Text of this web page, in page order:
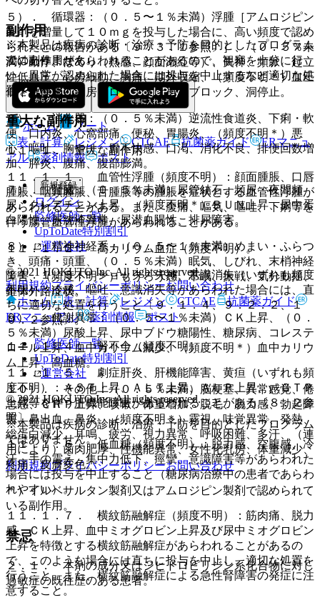
５）． 循環器：（０．５〜１％未満）浮腫［アムロジピン
製剤を増量して１０ｍｇを投与した場合に、高い頻度で認め
られたとの報告がある〔９．３．１参照〕］、（０．５％未
満）動悸、ほてり（熱感、顔面潮紅等）、失神、頻脈、起立
性低血圧、心房細動、胸痛、期外収縮、（頻度不明＊）血圧
低下、徐脈、洞房ブロック又は房室ブロック、洞停止。
６）． 消化器：（０．５％未満）逆流性食道炎、下痢・軟
便、口内炎、心窩部痛、便秘、胃腸炎、（頻度不明＊）悪
心、嘔吐、胸やけ、胃不快感、口渇、消化不良、排便回数増
加、膵炎、腹痛、腹部膨満。
７）． 腎臓：（０．５％未満）尿管結石、頻尿・夜間頻
尿、クレアチニン上昇、（頻度不明＊）ＢＵＮ上昇、尿中蛋
白陽性、尿沈渣異常、尿潜血陽性、排尿障害。
８）． 精神神経系：（０．５〜１％未満）めまい・ふらつ
き、頭痛・頭重、（０．５％未満）眠気、しびれ、末梢神経
障害、（頻度不明＊）もうろう感、不眠、振戦、気分動揺、
錐体外路症状。
９）． 代謝異常：（０．５〜１％未満）ＣＫ上昇、（０．
５％未満）尿酸上昇、尿中ブドウ糖陽性、糖尿病、コレステ
ロール上昇、血中カリウム減少、（頻度不明＊）血中カリウ
ム上昇、高血糖。
１０）． その他：（０．５％未満）脳梗塞、異常感覚、倦
怠感、ＣＲＰ上昇、咳嗽、体重増加、脱毛、脱力感、勃起障
害、鼻出血、鼻炎、（頻度不明＊）霧視、味覚異常、発熱、
総蛋白減少、耳鳴、疲労、視力異常、呼吸困難、多汗、（連
用により）歯肉肥厚、性機能異常、女性化乳房、体重減少、
疼痛、皮膚変色。
＊）イルベサルタン製剤又はアムロジピン製剤で認められて
いる副作用。
禁忌
２．１． 本剤の成分又はジヒドロピリジン系化合物に対し
過敏症の既往歴のある患者。
副作用
次の副作用があらわれることがあるので、観察を十分に行
い、異常が認められた場合には投与を中止するなど適切な処
置を行うこと。
重大な副作用
１１．１． 重大な副作用
１１．１．１． 血管性浮腫（頻度不明）：顔面腫脹、口唇
腫脹、咽頭腫脹、舌腫脹等の腫脹を症状とする血管性浮腫が
あらわれることがある。また、腹痛、嘔気、嘔吐、下痢等を
伴う腸管血管性浮腫があらわれることがある。
１１．１．２． 高カリウム血症（頻度不明）。
１１．１．３． ショック、失神、意識消失（いずれも頻度
不明）：冷感、嘔吐、意識消失等があらわれた場合には、直
ちに適切な処置を行うこと〔９．１．４、９．２．２、１
０．２参照〕。
１１．１．４． 腎不全（頻度不明）。
１１．１．５． 劇症肝炎、肝機能障害、黄疸（いずれも頻
度不明）：ＡＳＴ上昇、ＡＬＴ上昇、ＡＬＰ上昇、γ−ＧＴＰ
上昇等を伴う肝機能障害があらわれることがある〔８．２参
照〕。
１１．１．６． 低血糖（頻度不明）：脱力感、空腹感、冷
汗、手の震え、集中力低下、痙攣、意識障害等があらわれた
場合には投与を中止すること（糖尿病治療中の患者であらわ
れやすい）。
１１．１．７． 横紋筋融解症（頻度不明）：筋肉痛、脱力
感、ＣＫ上昇、血中ミオグロビン上昇及び尿中ミオグロビン
上昇を特徴とする横紋筋融解症があらわれることがあるの
で、このような場合には直ちに投与を中止し、適切な処置を
行うこと。また、横紋筋融解症による急性腎障害の発症に注
意すること。
※本製品は疾病の診断・治療・予防を目的としたプログラム
ではありません。
ホーム
ノート
表・計算
レジメン CTCAE 抗菌薬ガイド
ERマニュ
アル
薬剤情報 ポスト
新規登録
ログイン
監修医師一覧
UpToDate特別割引
運営会社
© 2021 HOKUTO Inc. All rights reserved.
利用規約プライバシーポリシーお問い合わせ
ホーム
表・計算 レジメン CTCAE
抗菌薬ガイド
ERマニュアル
薬剤情報 ポスト
監修医師一覧
UpToDate特別割引
運営会社
© 2021 HOKUTO Inc. All rights reserved.
※本製品は疾病の診断・治療・予防を目的としたプログラム
ではありません。
利用規約プライバシーポリシーお問い合わせ